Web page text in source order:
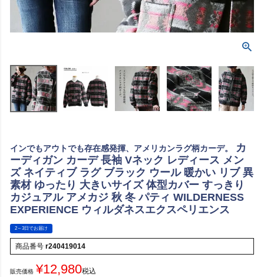
インでもアウトでも存在感発揮、アメリカンラグ柄カーデ。
カ
ーディガン カーデ 長袖 Vネック レディース メン
ズ ネイティブ ラグ ブラック ウール 暖かい リブ 異
素材 ゆったり 大きいサイズ 体型カバー すっきり
カジュアル アメカジ 秋 冬 パティ WILDERNESS
EXPERIENCE ウィルダネスエクスペリエンス
2～3日でお届け
商品番号 r240419014
販売価格 ¥12,980税込